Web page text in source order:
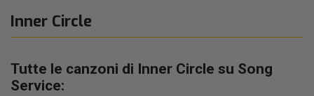
Inner Circle
Tutte le canzoni di Inner Circle su Song
Service: